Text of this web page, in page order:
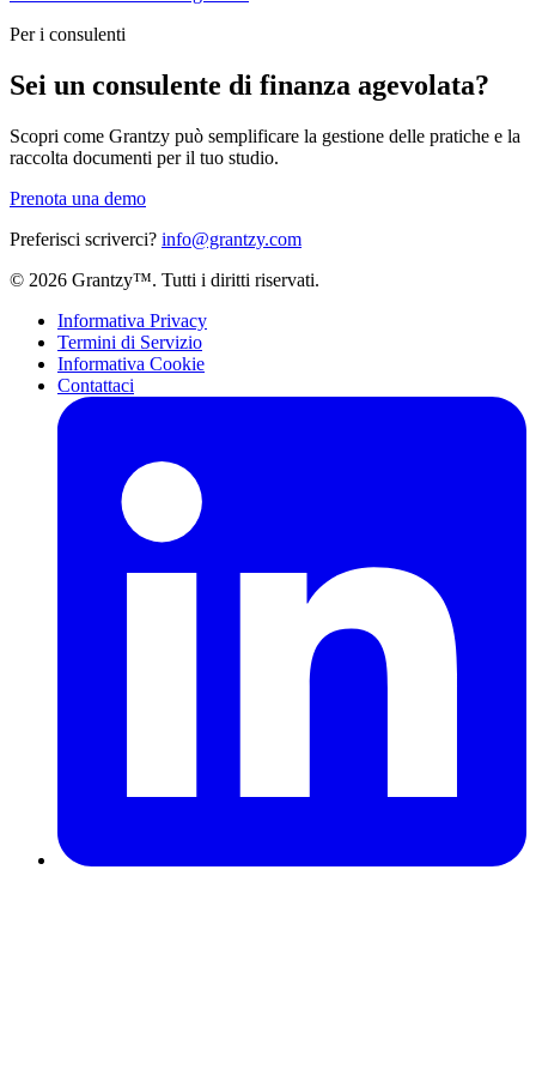
Per i consulenti
Sei un consulente di finanza agevolata?
Scopri come Grantzy può semplificare la gestione delle pratiche e la
raccolta documenti per il tuo studio.
Prenota una demo
Preferisci scriverci? info@grantzy.com
© 2026 Grantzy™. Tutti i diritti riservati.
Informativa Privacy
Termini di Servizio
Informativa Cookie
Contattaci